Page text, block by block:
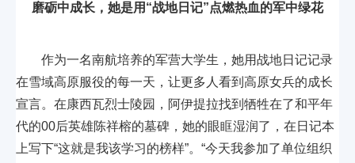
磨砺中成长，她是用“战地日记”点燃热血的军中绿花
作为一名南航培养的军营大学生，她用战地日记记录
在雪域高原服役的每一天，让更多人看到高原女兵的成长
宣言。在康西瓦烈士陵园，阿伊提拉找到牺牲在了和平年
代的00后英雄陈祥榕的墓碑，她的眼眶湿润了，在日记本
上写下“这就是我该学习的榜样”。“今天我参加了单位组织